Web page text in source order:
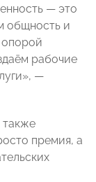
— это
общность и
рабочие
—
премия, а